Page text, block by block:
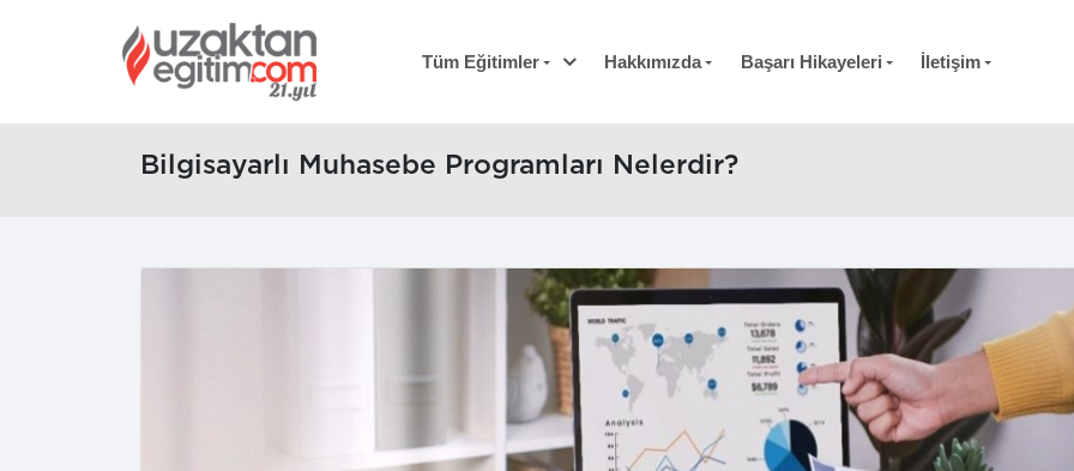
Tüm Eğitimler Hakkımızda Başarı Hikayeleri İletişim
Bilgisayarlı Muhasebe Programları Nelerdir?